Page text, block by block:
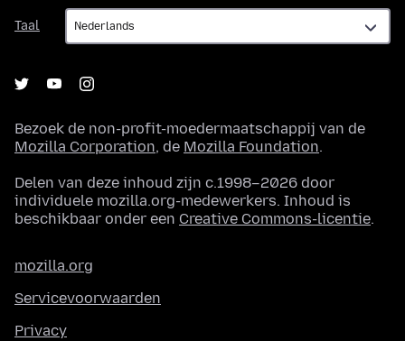
Taal
Taal
Bezoek de non-profit-moedermaatschappij van de
Mozilla Corporation, de Mozilla Foundation.
Delen van deze inhoud zijn c.1998–2026 door
individuele mozilla.org-medewerkers. Inhoud is
beschikbaar onder een Creative Commons-licentie.
mozilla.org
Servicevoorwaarden
Privacy